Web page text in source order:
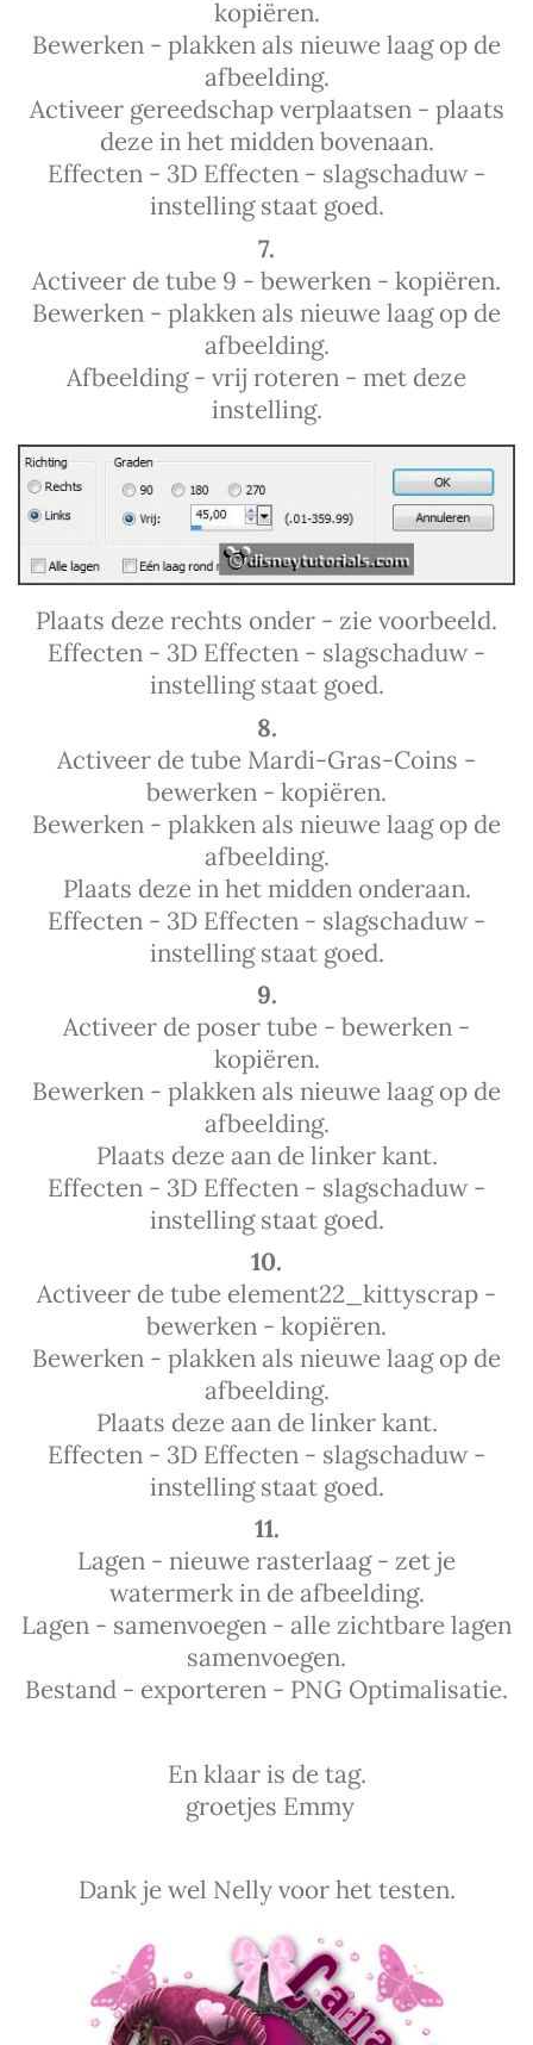
kopiëren.
Bewerken - plakken als nieuwe laag op de
afbeelding.
Activeer gereedschap verplaatsen - plaats
deze in het midden bovenaan.
Effecten - 3D Effecten - slagschaduw -
instelling staat goed.
7.
Activeer de tube 9 - bewerken - kopiëren.
Bewerken - plakken als nieuwe laag op de
afbeelding.
Afbeelding - vrij roteren - met deze
instelling.
Plaats deze rechts onder - zie voorbeeld.
Effecten - 3D Effecten - slagschaduw -
instelling staat goed.
8.
Activeer de tube Mardi-Gras-Coins -
bewerken - kopiëren.
Bewerken - plakken als nieuwe laag op de
afbeelding.
Plaats deze in het midden onderaan.
Effecten - 3D Effecten - slagschaduw -
instelling staat goed.
9.
Activeer de poser tube - bewerken -
kopiëren.
Bewerken - plakken als nieuwe laag op de
afbeelding.
Plaats deze aan de linker kant.
Effecten - 3D Effecten - slagschaduw -
instelling staat goed.
10.
Activeer de tube element22_kittyscrap -
bewerken - kopiëren.
Bewerken - plakken als nieuwe laag op de
afbeelding.
Plaats deze aan de linker kant.
Effecten - 3D Effecten - slagschaduw -
instelling staat goed.
11.
Lagen - nieuwe rasterlaag - zet je
watermerk in de afbeelding.
Lagen - samenvoegen - alle zichtbare lagen
samenvoegen.
Bestand - exporteren - PNG Optimalisatie.
En klaar is de tag.
groetjes Emmy
Dank je wel Nelly voor het testen.